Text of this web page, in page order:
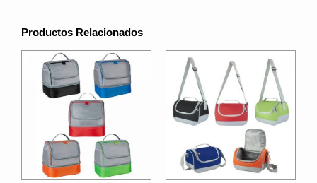
Productos Relacionados